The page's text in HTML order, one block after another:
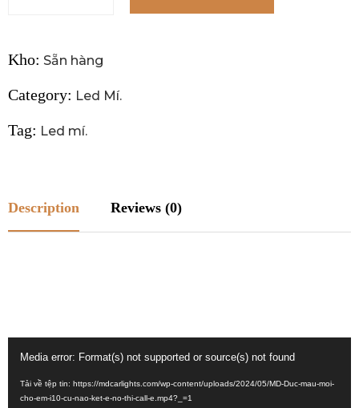
Kho: Sẵn hàng
Category: Led Mí.
Tag: Led mí.
Description Reviews (0)
Video
Media error: Format(s) not supported or source(s) not found
Tải về tệp tin: https://mdcarlights.com/wp-content/uploads/2024/05/MD-Duc-mau-moi-
cho-em-i10-cu-nao-ket-e-no-thi-call-e.mp4?_=1